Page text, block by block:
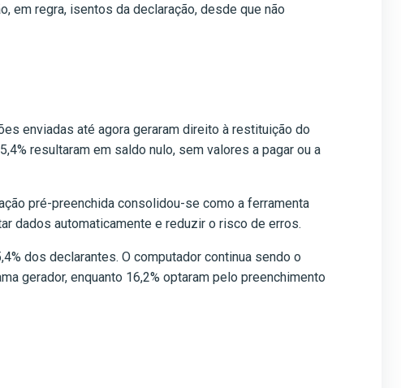
em regra, isentos da declaração, desde que não
enviadas até agora geraram direito à restituição do
resultaram em saldo nulo, sem valores a pagar ou a
pré-preenchida consolidou-se como a ferramenta
dados automaticamente e reduzir o risco de erros.
dos declarantes. O computador continua sendo o
gerador, enquanto 16,2% optaram pelo preenchimento